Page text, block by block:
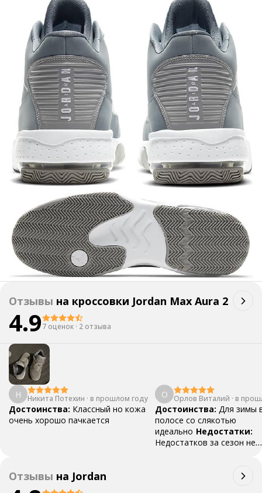
Отзывы на кроссовки Jordan Max Aura 2
4.97 оценок · 2 отзыва
Н Никита Потехин · в прошлом году
Достоинства: Классный но кожа
очень хорошо пачкается
О Орлов Виталий · в
Достоинства: Для зимы
полосе со слякотью
идеально Недостатки:
Недостатков за сезон не
берите, не пожалеете.
Отзывы на Jordan